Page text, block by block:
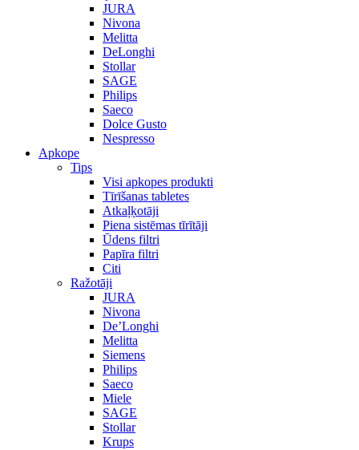
JURA
Nivona
Melitta
DeLonghi
Stollar
SAGE
Philips
Saeco
Dolce Gusto
Nespresso
Apkope
Tips
Visi apkopes produkti
Tīrīšanas tabletes
Atkaļķotāji
Piena sistēmas tīrītāji
Ūdens filtri
Papīra filtri
Citi
Ražotāji
JURA
Nivona
De’Longhi
Melitta
Siemens
Philips
Saeco
Miele
SAGE
Stollar
Krups